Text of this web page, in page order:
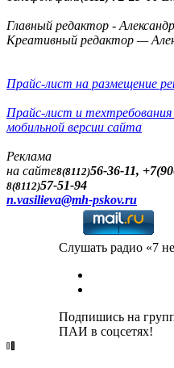
Главный редактор -
Креативный редактор —
Прайс-лист на размещение
Прайс-лист и
мобильной версии сайта
Реклама
на сайте8(8112)56-36-11,
8(8112)57-51-94
n.vasilieva@mh-pskov.ru
Слушать радио «7
Подпишись на
ПАИ в соцсетях!